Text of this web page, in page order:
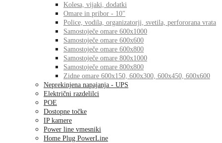
Kolesa, vijaki, dodatki
Omare in pribor - 10"
Police, vodila, organizatorji, svetila, perfororana vrata
Samostoječe omare 600x1000
Samostoječe omare 600x600
Samostoječe omare 600x800
Samostoječe omare 800x1000
Samostoječe omare 800x800
Zidne omare 600x150, 600x300, 600x450, 600x600
Neprekinjena napajanja - UPS
Električni razdelilci
POE
Dostopne točke
IP kamere
Power line vmesniki
Home Plug PowerLine